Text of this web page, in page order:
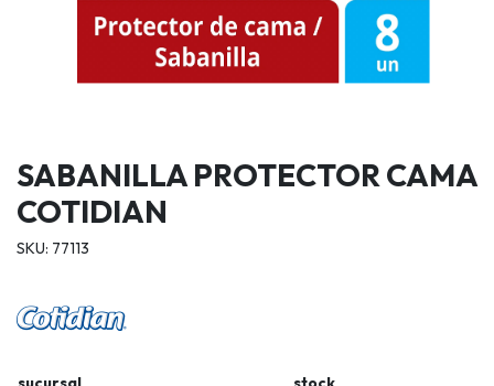
SABANILLA PROTECTOR CAMA
COTIDIAN
SKU: 77113